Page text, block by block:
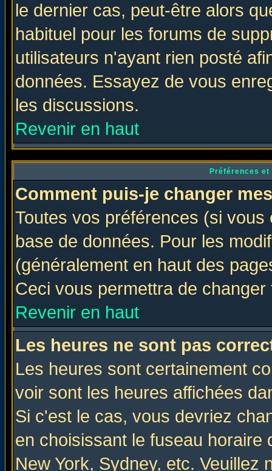
le dernier cas, peut-être alors
habituel pour les forums de
utilisateurs n'ayant rien posté
données. Essayez de vous
les discussions.
Revenir en haut
Préférences
Comment puis-je changer
Toutes vos préférences (si
base de données. Pour les
(généralement en haut des
Ceci vous permettra de
Revenir en haut
Les heures ne sont pas
Les heures sont certainement
voir sont les heures affichées
Si c'est le cas, vous devriez
en choisissant le fuseau
New York, Sydney, etc. Veuillez